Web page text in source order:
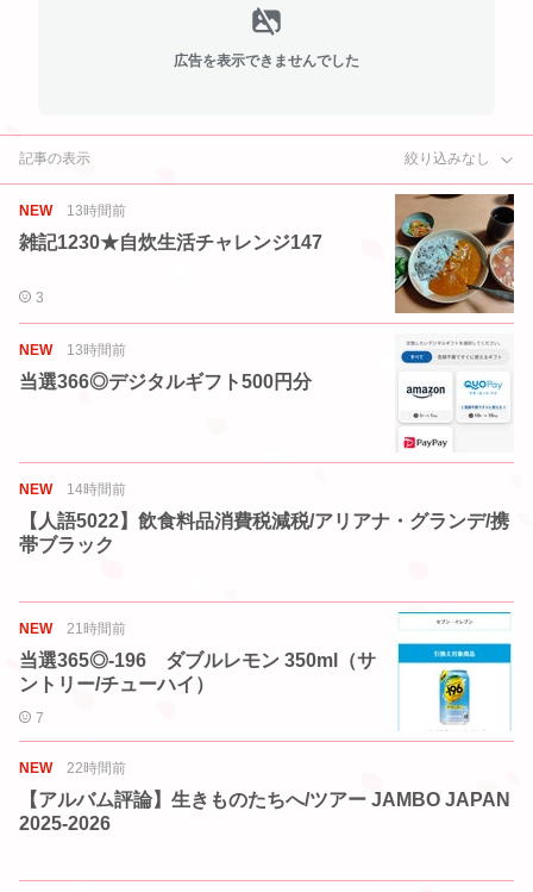
広告を表示できませんでした
記事の表示 絞り込みなし
NEW 13時間前
雑記1230★自炊生活チャレンジ147
3
NEW 13時間前
当選366◎デジタルギフト500円分
NEW 14時間前
【人語5022】飲食料品消費税減税/アリアナ・グランデ/携
帯ブラック
NEW 21時間前
当選365◎-196 ダブルレモン 350ml（サ
ントリー/チューハイ）
7
NEW 22時間前
【アルバム評論】生きものたちへ/ツアー JAMBO JAPAN
2025-2026